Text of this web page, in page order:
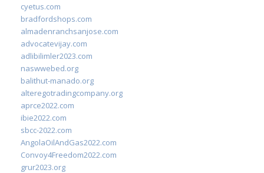
cyetus.com
bradfordshops.com
almadenranchsanjose.com
advocatevijay.com
adlibilimler2023.com
naswwebed.org
balithut-manado.org
alteregotradingcompany.org
aprce2022.com
ibie2022.com
sbcc-2022.com
AngolaOilAndGas2022.com
Convoy4Freedom2022.com
grur2023.org